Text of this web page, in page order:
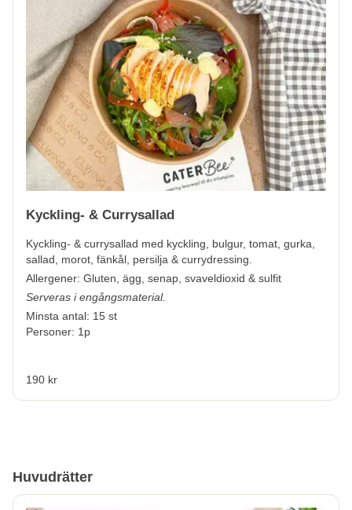
Kyckling- & Currysallad
Kyckling- & currysallad med kyckling, bulgur, tomat, gurka,
sallad, morot, fänkål, persilja & currydressing.
Allergener: Gluten, ägg, senap, svaveldioxid & sulfit
Serveras i engångsmaterial.
Minsta antal: 15 st
Personer: 1p
190 kr
Huvudrätter